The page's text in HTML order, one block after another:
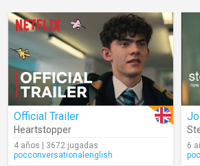
Official Trailer
Heartstopper
4 años | 3672 jugadas
pocconversationalenglish
6